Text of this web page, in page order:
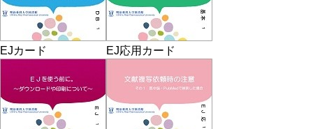
EJカード EJ応用カード